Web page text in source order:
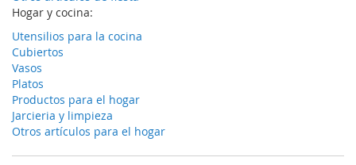
Hogar y cocina:
Utensilios para la cocina
Cubiertos
Vasos
Platos
Productos para el hogar
Jarcieria y limpieza
Otros artículos para el hogar